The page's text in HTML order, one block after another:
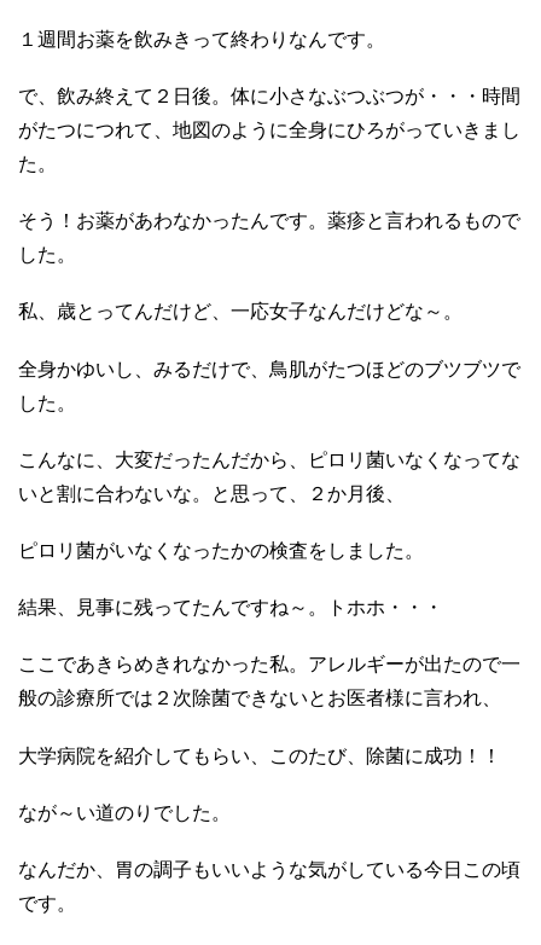
１週間お薬を飲みきって終わりなんです。
で、飲み終えて２日後。体に小さなぶつぶつが・・・時間
がたつにつれて、地図のように全身にひろがっていきまし
た。
そう！お薬があわなかったんです。薬疹と言われるもので
した。
私、歳とってんだけど、一応女子なんだけどな～。
全身かゆいし、みるだけで、鳥肌がたつほどのブツブツで
した。
こんなに、大変だったんだから、ピロリ菌いなくなってな
いと割に合わないな。と思って、２か月後、
ピロリ菌がいなくなったかの検査をしました。
結果、見事に残ってたんですね～。トホホ・・・
ここであきらめきれなかった私。アレルギーが出たので一
般の診療所では２次除菌できないとお医者様に言われ、
大学病院を紹介してもらい、このたび、除菌に成功！！
なが～い道のりでした。
なんだか、胃の調子もいいような気がしている今日この頃
です。